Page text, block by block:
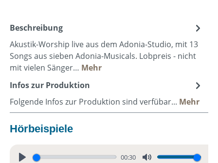
Beschreibung
Akustik-Worship live aus dem Adonia-Studio, mit 13
Songs aus sieben Adonia-Musicals. Lobpreis - nicht
mit vielen Sänger… Mehr
Infos zur Produktion
Folgende Infos zur Produktion sind verfübar... Mehr
Hörbeispiele
00:30